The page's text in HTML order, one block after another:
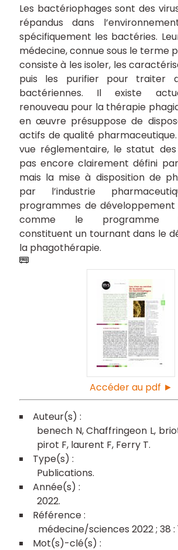
Les bactériophages sont des
répandus dans
spécifiquement les bactéries.
médecine, connue sous le terme
consiste à les isoler, les
puis les purifier pour traiter
bactériennes. Il existe
renouveau pour la thérapie
en œuvre présuppose de
actifs de qualité
vue réglementaire, le statut des
pas encore clairement défini
mais la mise à disposition de
par l’industrie
programmes de développement
comme le programme
constituent un tournant dans le
la phagothérapie.
Accéder au pdf ►
benech N Chaffringeon L
pirot F laurent F Ferry T
Publications
2022
médecine/sciences 2022 ; 38 :